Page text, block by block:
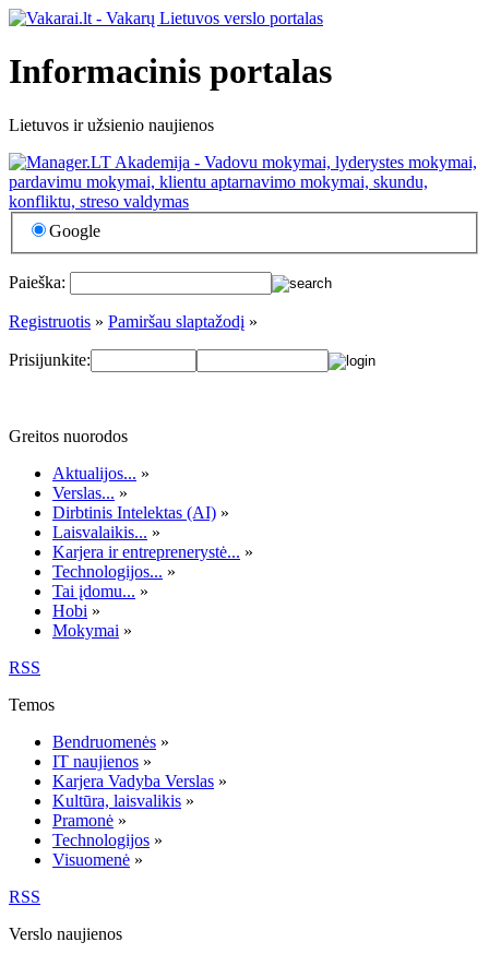
Informacinis portalas
Lietuvos ir užsienio naujienos
Google
Paieška:
Registruotis » Pamiršau slaptažodį »
Prisijunkite:
Greitos nuorodos
Aktualijos... »
Verslas... »
Dirbtinis Intelektas (AI) »
Laisvalaikis... »
Karjera ir entreprenerystė... »
Technologijos... »
Tai įdomu... »
Hobi »
Mokymai »
RSS
Temos
Bendruomenės »
IT naujienos »
Karjera Vadyba Verslas »
Kultūra, laisvalikis »
Pramonė »
Technologijos »
Visuomenė »
RSS
Verslo naujienos